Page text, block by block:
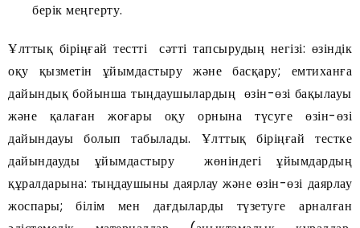
берік меңгерту.
Ұлттық біріңғай тестті сәтті тапсырудың негізі: өзіндік
оқу қызметін ұйымдастыру және басқару; емтиханға
дайындық бойынша тыңдаушылардың өзін-өзі бақылауы
және қалаған жоғары оқу орнына түсуге өзін-өзі
дайындауы болып табылады. Ұлттық біріңғай тестке
дайындауды ұйымдастыру жөніндегі ұйымдардың
құралдарына: тыңдаушыны даярлау және өзін-өзі даярлау
жоспары; білім мен дағдыларды түзетуге арналған